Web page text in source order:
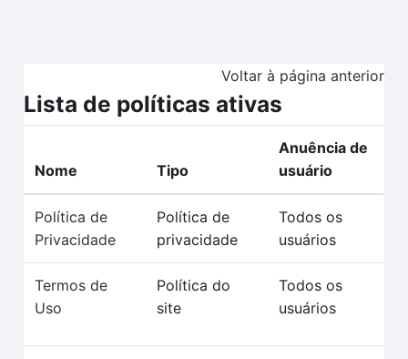
Voltar à página anterior
Lista de políticas ativas
Nome Tipo
Anuência de
usuário
Política de
Privacidade
Política de
privacidade
Todos os
usuários
Termos de
Uso
Política do
site
Todos os
usuários